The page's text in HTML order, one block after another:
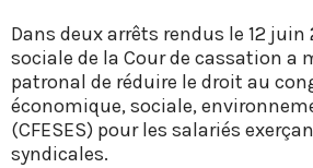
Dans deux arrêts rendus le 12 juin
sociale de la Cour de cassation a
patronal de réduire le droit au
économique, sociale,
(CFESES) pour les salariés
syndicales.